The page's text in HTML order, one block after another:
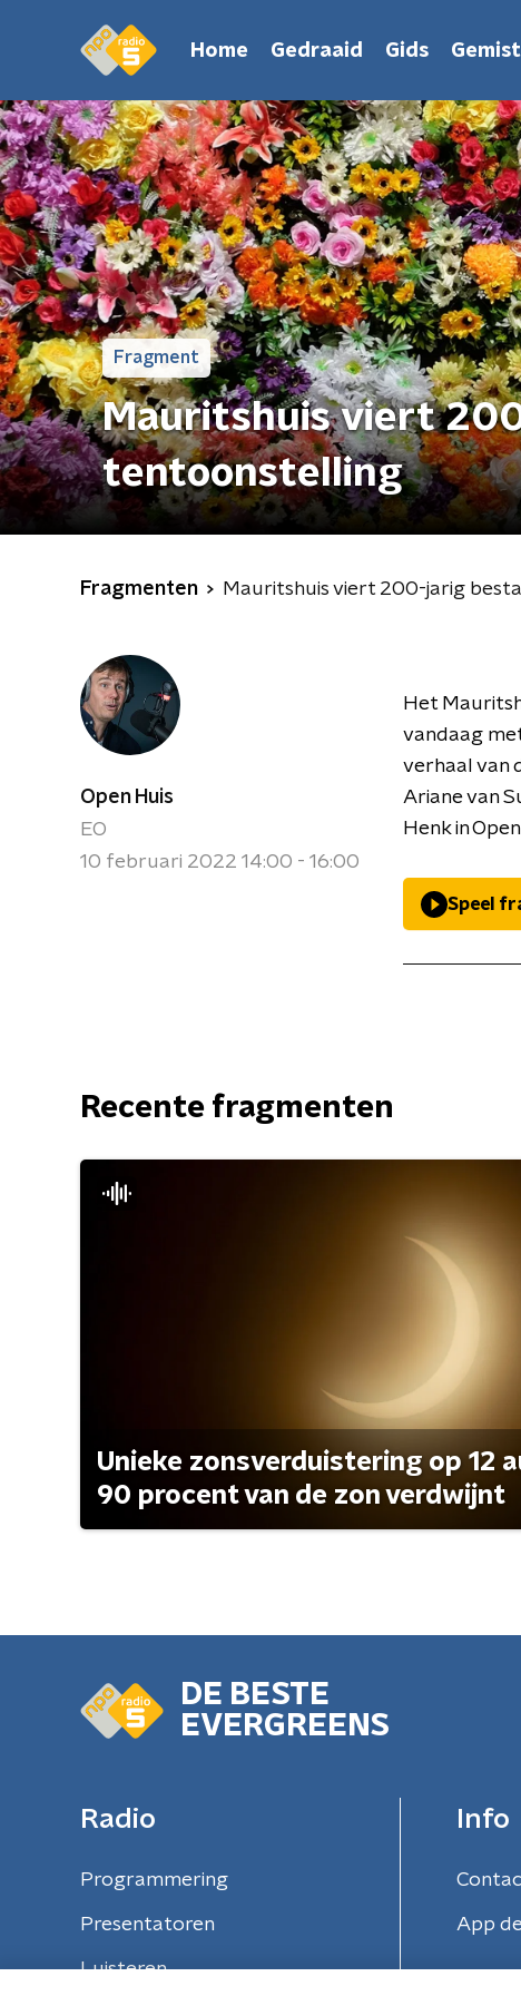
Home Gedraaid Gids Gemist
Fragment
Mauritshuis viert
tentoonstelling
Fragmenten Mauritshuis viert 200-jarig
Open Huis
EO
10 februari 2022 14:00 - 16:00
Het
vandaag
verhaal van
Ariane van
Henk in
Speel
Recente fragmenten
Unieke zonsverduistering op 12
90 procent van de zon verdwijnt
DE BESTE
EVERGREENS
Radio
Programmering
Presentatoren
Luisteren
Info
App